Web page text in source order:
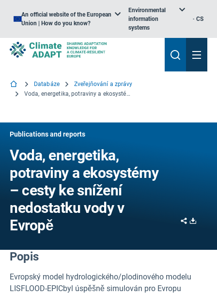
An official website of the European
Union | How do you know?
Environmental
information
systems
CS
Databáze
Zveřejňování a zprávy
Voda, energetika, potraviny a ekosystémy – cesty ke snížení nedostatku vody v Evropě
Publications and reports
Voda, energetika,
potraviny a ekosystémy
– cesty ke snížení
nedostatku vody v
Evropě
Share
Popis
Evropský model hydrologického/plodinového modelu
LISFLOOD-EPICbyl úspěšně simulován pro Evropu